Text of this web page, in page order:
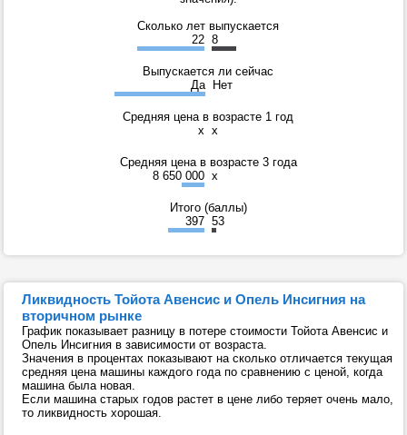
Сколько лет выпускается
22 8
Выпускается ли сейчас
Да
Нет
Средняя цена в возрасте 1 год
x x
Средняя цена в возрасте 3 года
8 650 000 x
Итого (баллы)
397 53
Ликвидность Тойота Авенсис и Опель Инсигния на
вторичном рынке
График показывает разницу в потере стоимости Тойота Авенсис и
Опель Инсигния в зависимости от возраста.
Значения в процентах показывают на сколько отличается текущая
средняя цена машины каждого года по сравнению с ценой, когда
машина была новая.
Если машина старых годов растет в цене либо теряет очень мало,
то ликвидность хорошая.